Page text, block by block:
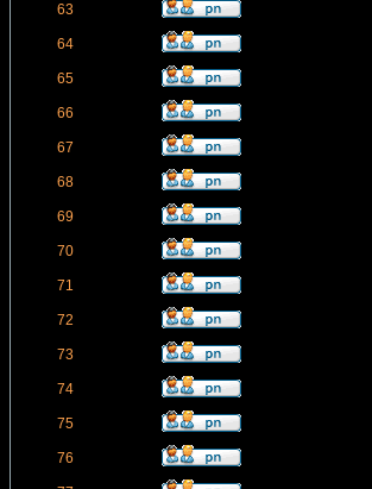
63
64
65
66
67
68
69
70
71
72
73
74
75
76